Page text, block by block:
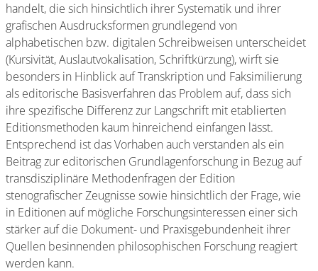
handelt, die sich hinsichtlich ihrer Systematik und ihrer
grafischen Ausdrucksformen grundlegend von
alphabetischen bzw. digitalen Schreibweisen unterscheidet
(Kursivität, Auslautvokalisation, Schriftkürzung), wirft sie
besonders in Hinblick auf Transkription und Faksimilierung
als editorische Basisverfahren das Problem auf, dass sich
ihre spezifische Differenz zur Langschrift mit etablierten
Editionsmethoden kaum hinreichend einfangen lässt.
Entsprechend ist das Vorhaben auch verstanden als ein
Beitrag zur editorischen Grundlagenforschung in Bezug auf
transdisziplinäre Methodenfragen der Edition
stenografischer Zeugnisse sowie hinsichtlich der Frage, wie
in Editionen auf mögliche Forschungsinteressen einer sich
stärker auf die Dokument- und Praxisgebundenheit ihrer
Quellen besinnenden philosophischen Forschung reagiert
werden kann.